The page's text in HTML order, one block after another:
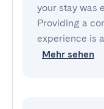
your stay was
Providing a
experience is
Mehr sehen